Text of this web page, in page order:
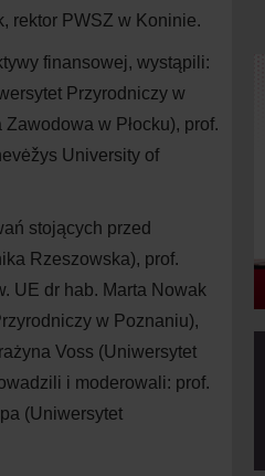
rektor PWSZ w Koninie.
finansowej, wystąpili:
Przyrodniczy w
w Płocku), prof.
University of
stojących przed
Rzeszowska), prof.
UE dr hab. Marta Nowak
w Poznaniu),
Voss (Uniwersytet
i moderowali: prof.
(Uniwersytet